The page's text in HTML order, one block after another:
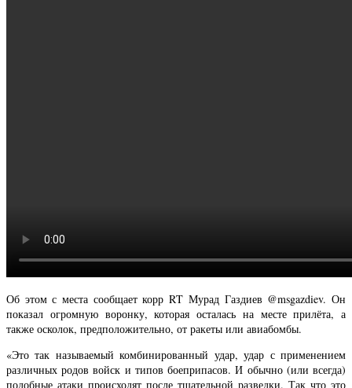
Об этом с места сообщает корр RT Мурад Газдиев @msgazdiev. Он
показал огромную воронку, которая осталась на месте прилёта, а
также осколок, предположительно, от ракеты или авиабомбы.
«Это так называемый комбинированный удар, удар с применением
различных родов войск и типов боеприпасов. И обычно (или всегда)
подобные атаки происходят после тщательной разведки. Так что это